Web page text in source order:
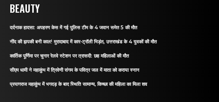
BEAUTY
दर्दनाक हादसा: अपहरण केस में गई पुलिस टीम के 4 जवान समेत 5 की मौत
नींद की झपकी बनी काल! मुरादाबाद में कार-ट्रॉली भिड़ंत, उत्तराखंड के 4 युवकों की मौत
कार्तिक पूर्णिमा पर चुनार रेलवे स्टेशन पर त्रासदी: छह महिलाओं की मौत
सीएम धामी ने महाकुंभ में त्रिवेणी संगम के पवित्र जल में माता को कराया स्नान
प्रयागराज महाकुंभ में भगदड़ के बाद स्थिति सामान्य, किच्छा की महिला का मिला शव